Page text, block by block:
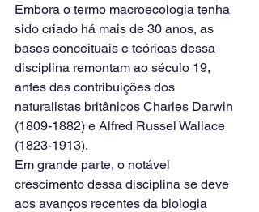
Embora o termo macroecologia tenha
sido criado há mais de 30 anos, as
bases conceituais e teóricas dessa
disciplina remontam ao século 19,
antes das contribuições dos
naturalistas britânicos Charles Darwin
(1809-1882) e Alfred Russel Wallace
(1823-1913).
Em grande parte, o notável
crescimento dessa disciplina se deve
aos avanços recentes da biologia